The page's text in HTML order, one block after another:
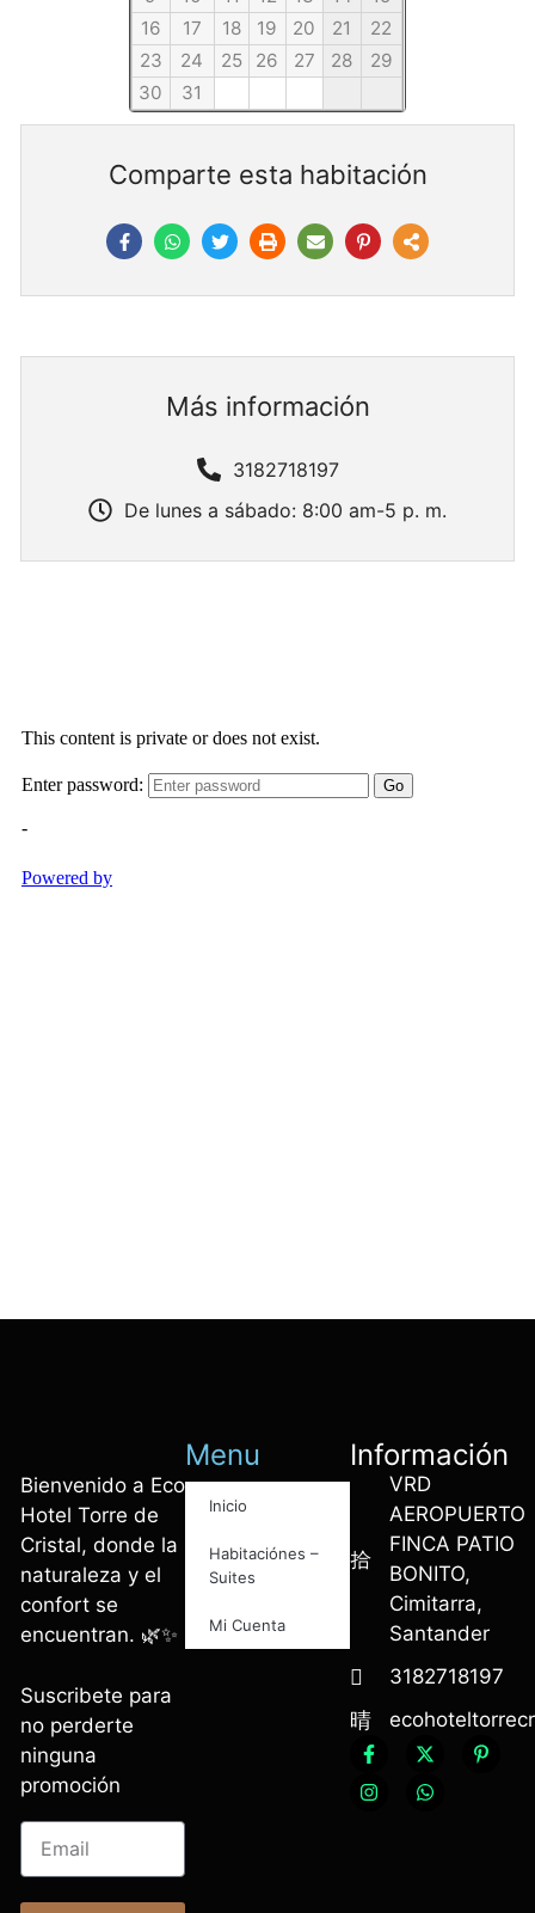
16
17 18 19 20 21
22
23
24 25 26 27 28
29
30
31
Comparte esta habitación
Más información
3182718197
De lunes a sábado: 8:00 am-5 p. m.
Bienvenido a Eco
Hotel Torre de
Cristal, donde la
naturaleza y el
confort se
encuentran. 🌿✨
Suscribete para
no perderte
ninguna
promoción
Menu
Inicio
Habitaciónes –
Suites
Mi Cuenta
Información
VRD
AEROPUERTO
FINCA PATIO
BONITO,
Cimitarra,
Santander
3182718197